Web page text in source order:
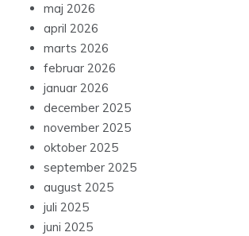
maj 2026
april 2026
marts 2026
februar 2026
januar 2026
december 2025
november 2025
oktober 2025
september 2025
august 2025
juli 2025
juni 2025